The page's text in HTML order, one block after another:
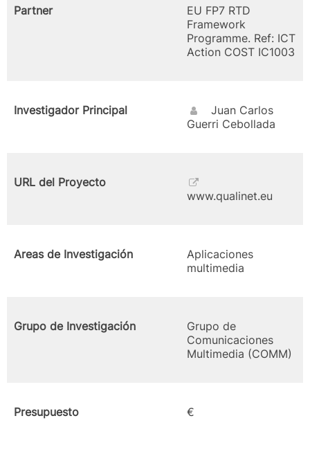
Partner
EU FP7 RTD
Framework
Programme. Ref: ICT
Action COST IC1003
Investigador Principal
Juan Carlos
Guerri Cebollada
URL del Proyecto
www.qualinet.eu
Areas de Investigación
Aplicaciones
multimedia
Grupo de Investigación
Grupo de
Comunicaciones
Multimedia (COMM)
Presupuesto €